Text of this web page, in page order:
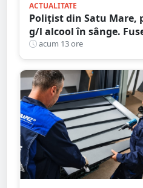
ACTUALITATE
Polițist din Satu Mare,
g/l alcool în sânge.
că circula pe contrasens
acum 13 ore